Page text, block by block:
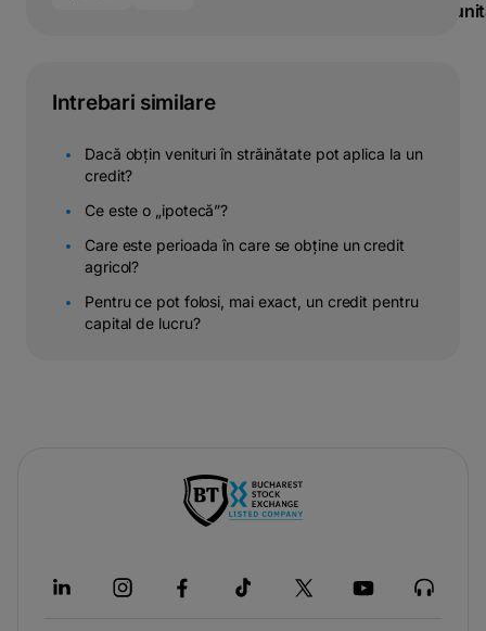
Intrebari similare
Dacă obțin venituri în străinătate pot aplica la un
credit?
Ce este o „ipotecă”?
Care este perioada în care se obține un credit
agricol?
Pentru ce pot folosi, mai exact, un credit pentru
capital de lucru?
a